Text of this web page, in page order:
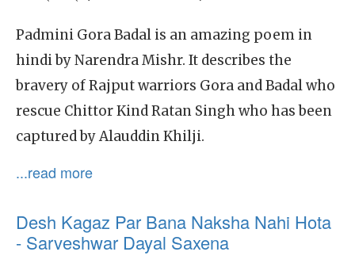
Padmini Gora Badal is an amazing poem in
hindi by Narendra Mishr. It describes the
bravery of Rajput warriors Gora and Badal who
rescue Chittor Kind Ratan Singh who has been
captured by Alauddin Khilji.
...read more
Desh Kagaz Par Bana Naksha Nahi Hota
- Sarveshwar Dayal Saxena